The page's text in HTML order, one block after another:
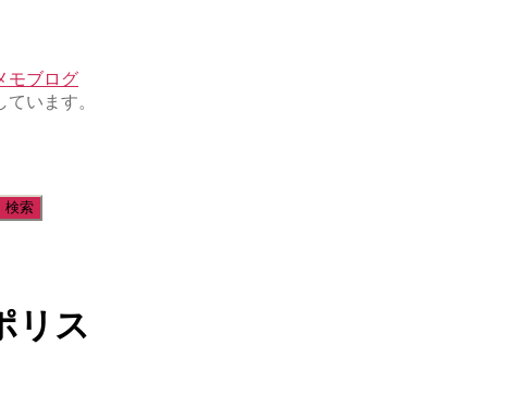
モブログ
います。
リス